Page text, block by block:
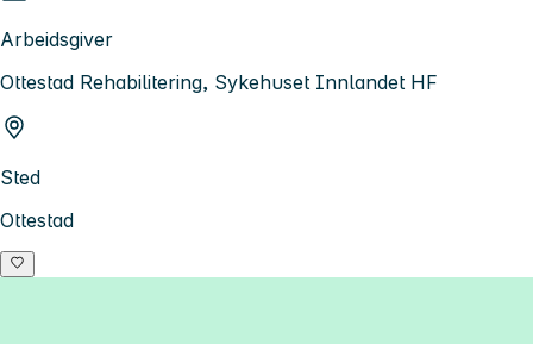
Arbeidsgiver
Ottestad Rehabilitering, Sykehuset Innlandet HF
Sted
Ottestad